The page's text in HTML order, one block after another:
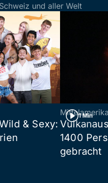
und aller Welt
& Sexy:
1 Min
1400
gebracht